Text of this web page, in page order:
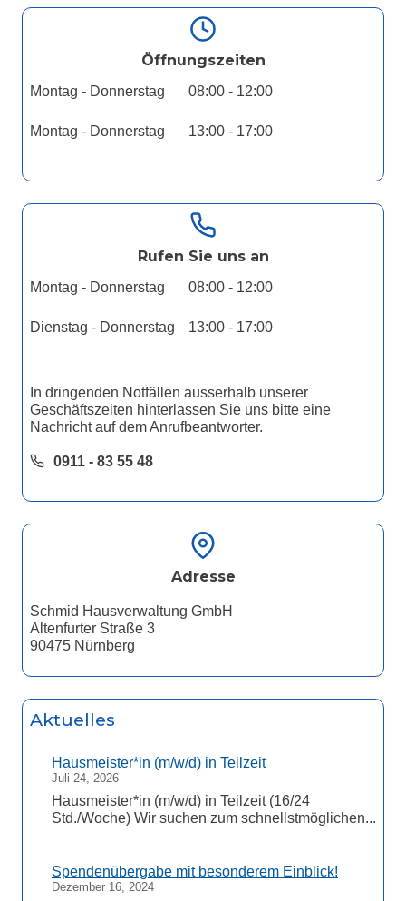
Öffnungszeiten
Montag - Donnerstag 08:00 - 12:00
Montag - Donnerstag 13:00 - 17:00
Rufen Sie uns an
Montag - Donnerstag 08:00 - 12:00
Dienstag - Donnerstag 13:00 - 17:00
In dringenden Notfällen ausserhalb unserer
Geschäftszeiten hinterlassen Sie uns bitte eine
Nachricht auf dem Anrufbeantworter.
0911 - 83 55 48
Adresse
Schmid Hausverwaltung GmbH
Altenfurter Straße 3
90475 Nürnberg
Aktuelles
Hausmeister*in (m/w/d) in Teilzeit
Juli 24, 2026
Hausmeister*in (m/w/d) in Teilzeit (16/24
Std./Woche) Wir suchen zum schnellstmöglichen...
Spendenübergabe mit besonderem Einblick!
Dezember 16, 2024